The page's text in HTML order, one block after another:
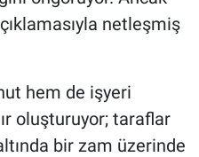
netleşmiş
hem de işyeri
oluşturuyor; taraflar
bir zam üzerinde